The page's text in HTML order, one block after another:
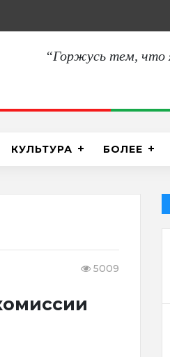
“Горжусь тем, что
КУЛЬТУРА БОЛЕЕ
5009